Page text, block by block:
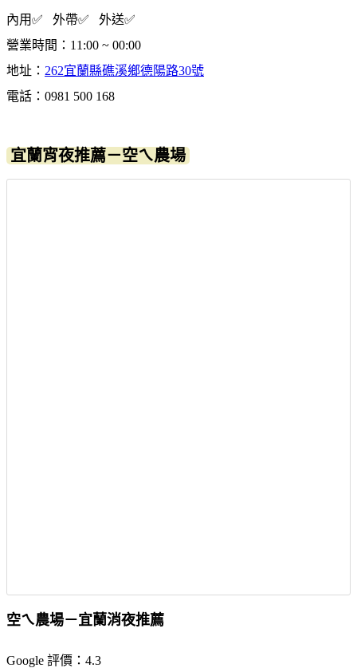
內用✅ 外帶✅ 外送✅
營業時間：11:00 ~ 00:00
地址： 262宜蘭縣礁溪鄉德陽路30號
電話：0981 500 168
宜蘭宵夜推薦－空ㄟ農場
空ㄟ農場－宜蘭消夜推薦
Google 評價：4.3